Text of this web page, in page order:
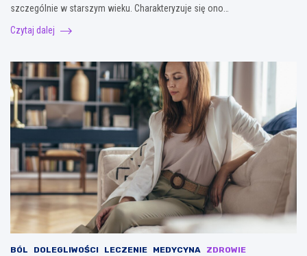
szczególnie w starszym wieku. Charakteryzuje się ono…
Czytaj dalej
BÓL DOLEGLIWOŚCI LECZENIE MEDYCYNA ZDROWIE